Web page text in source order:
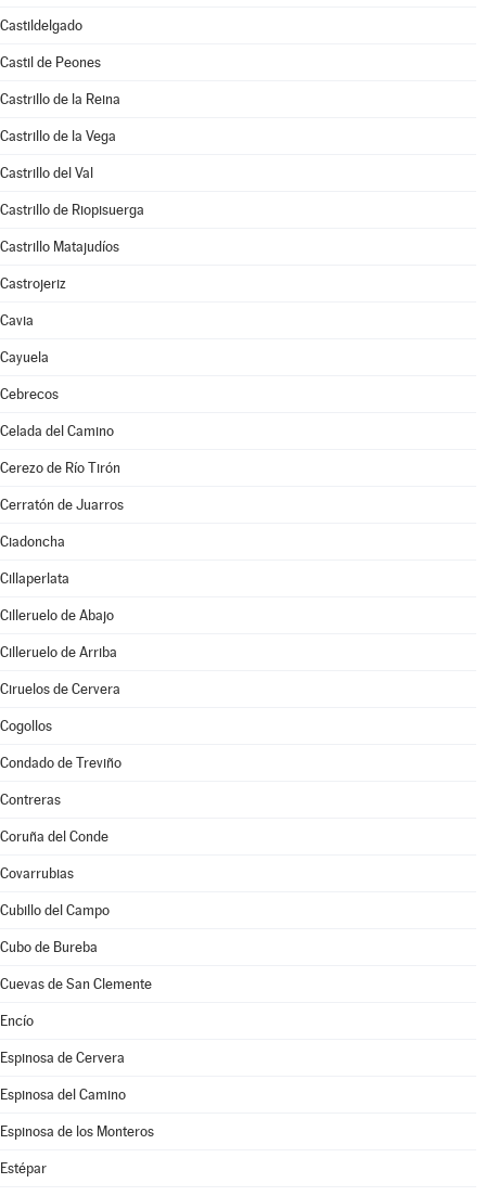
Castildelgado
Castil de Peones
Castrillo de la Reina
Castrillo de la Vega
Castrillo del Val
Castrillo de Riopisuerga
Castrillo Matajudíos
Castrojeriz
Cavia
Cayuela
Cebrecos
Celada del Camino
Cerezo de Río Tirón
Cerratón de Juarros
Ciadoncha
Cillaperlata
Cilleruelo de Abajo
Cilleruelo de Arriba
Ciruelos de Cervera
Cogollos
Condado de Treviño
Contreras
Coruña del Conde
Covarrubias
Cubillo del Campo
Cubo de Bureba
Cuevas de San Clemente
Encío
Espinosa de Cervera
Espinosa del Camino
Espinosa de los Monteros
Estépar